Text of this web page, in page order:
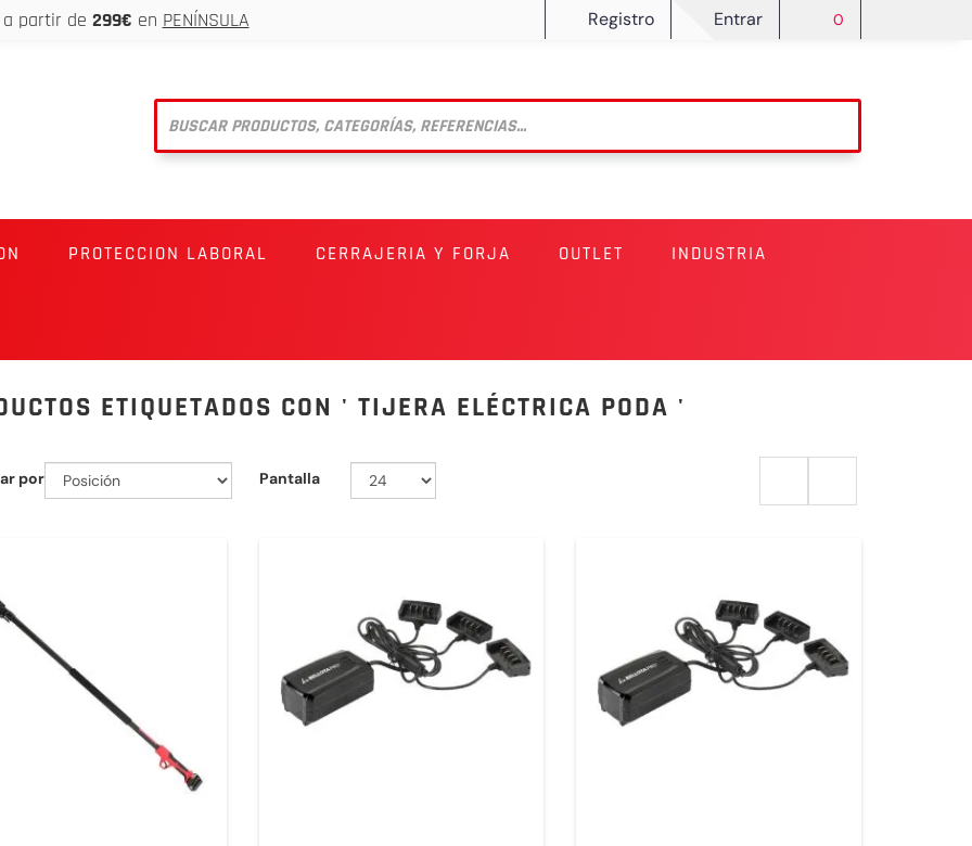
a partir de 299€ en PENÍNSULA Registro Entrar 0
PROTECCION LABORAL CERRAJERIA Y FORJA OUTLET INDUSTRIA
ETIQUETADOS CON ' TIJERA ELÉCTRICA PODA '
por Pantalla